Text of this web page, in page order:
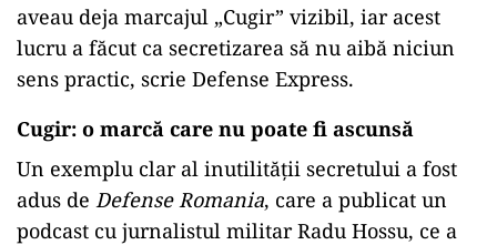
aveau deja marcajul „Cugir” vizibil, iar acest
lucru a făcut ca secretizarea să nu aibă niciun
sens practic, scrie Defense Express.
Cugir: o marcă care nu poate fi ascunsă
Un exemplu clar al inutilității secretului a fost
adus de Defense Romania, care a publicat un
podcast cu jurnalistul militar Radu Hossu, ce a